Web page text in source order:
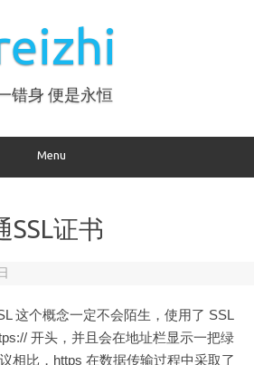
错身 便是永恒
Menu
SSL证书
这个概念一定不会陌生，使用了 SSL
开头，并且会在地址栏显示一把绿
相比，https 在数据传输过程中采取了